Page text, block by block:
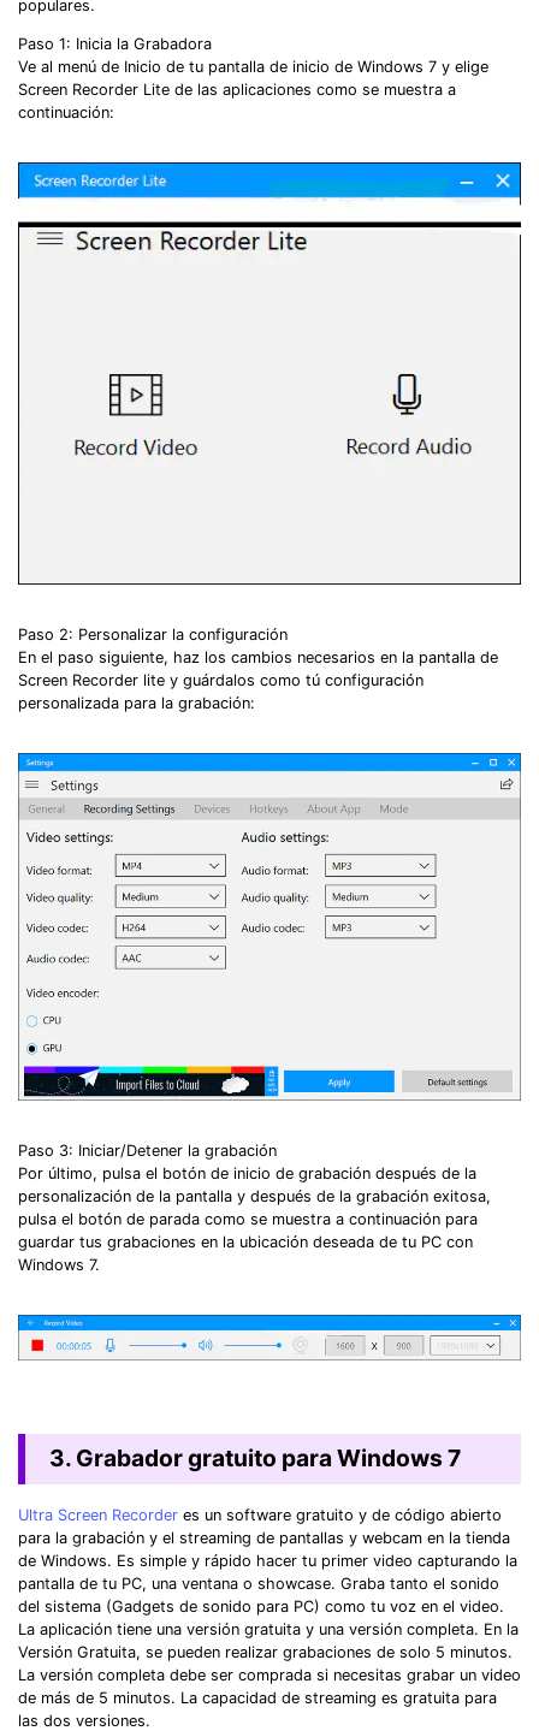
populares.
Paso 1: Inicia la Grabadora
Ve al menú de Inicio de tu pantalla de inicio de Windows 7 y elige
Screen Recorder Lite de las aplicaciones como se muestra a
continuación:
Paso 2: Personalizar la configuración
En el paso siguiente, haz los cambios necesarios en la pantalla de
Screen Recorder lite y guárdalos como tú configuración
personalizada para la grabación:
Paso 3: Iniciar/Detener la grabación
Por último, pulsa el botón de inicio de grabación después de la
personalización de la pantalla y después de la grabación exitosa,
pulsa el botón de parada como se muestra a continuación para
guardar tus grabaciones en la ubicación deseada de tu PC con
Windows 7.
3. Grabador gratuito para Windows 7
Ultra Screen Recorder es un software gratuito y de código abierto
para la grabación y el streaming de pantallas y webcam en la tienda
de Windows. Es simple y rápido hacer tu primer video capturando la
pantalla de tu PC, una ventana o showcase. Graba tanto el sonido
del sistema (Gadgets de sonido para PC) como tu voz en el video.
La aplicación tiene una versión gratuita y una versión completa. En la
Versión Gratuita, se pueden realizar grabaciones de solo 5 minutos.
La versión completa debe ser comprada si necesitas grabar un video
de más de 5 minutos. La capacidad de streaming es gratuita para
las dos versiones.
Record Like a Pro, Edit